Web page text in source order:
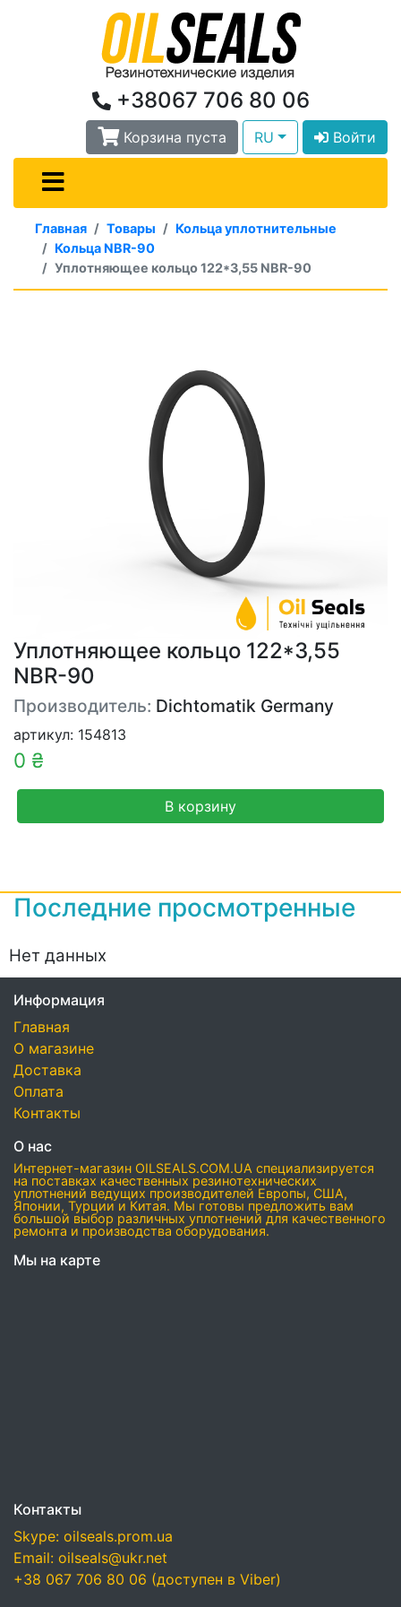
+38067 706 80 06
Корзина пуста RU Войти
Главная Товары
Кольца уплотнительные
Кольца NBR-90
Уплотняющее кольцо 122*3,55 NBR-90
Уплотняющее кольцо 122*3,55
NBR-90
Производитель: Dichtomatik Germany
артикул: 154813
0 ₴
В корзину
Последние просмотренные
Нет данных
Информация
Главная
О магазине
Доставка
Оплата
Контакты
О нас
Интернет-магазин OILSEALS.COM.UA специализируется
на поставках качественных резинотехнических
уплотнений ведущих производителей Европы, США,
Японии, Турции и Китая. Мы готовы предложить вам
большой выбор различных уплотнений для качественного
ремонта и производства оборудования.
Мы на карте
Контакты
Skype: oilseals.prom.ua
Email: oilseals@ukr.net
+38 067 706 80 06 (доступен в Viber)